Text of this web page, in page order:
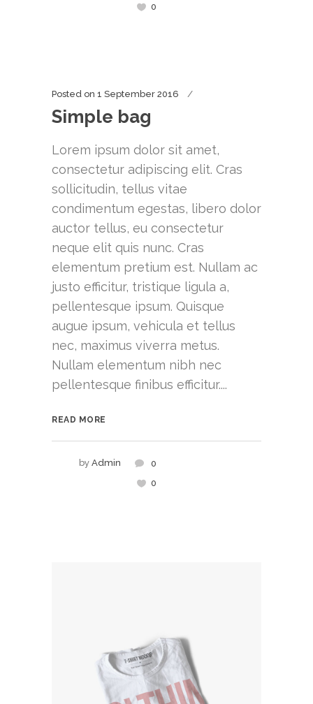
0
Posted on 1 September 2016
Simple bag
Lorem ipsum dolor sit amet,
consectetur adipiscing elit. Cras
sollicitudin, tellus vitae
condimentum egestas, libero dolor
auctor tellus, eu consectetur
neque elit quis nunc. Cras
elementum pretium est. Nullam ac
justo efficitur, tristique ligula a,
pellentesque ipsum. Quisque
augue ipsum, vehicula et tellus
nec, maximus viverra metus.
Nullam elementum nibh nec
pellentesque finibus efficitur....
READ MORE
by Admin
0
0